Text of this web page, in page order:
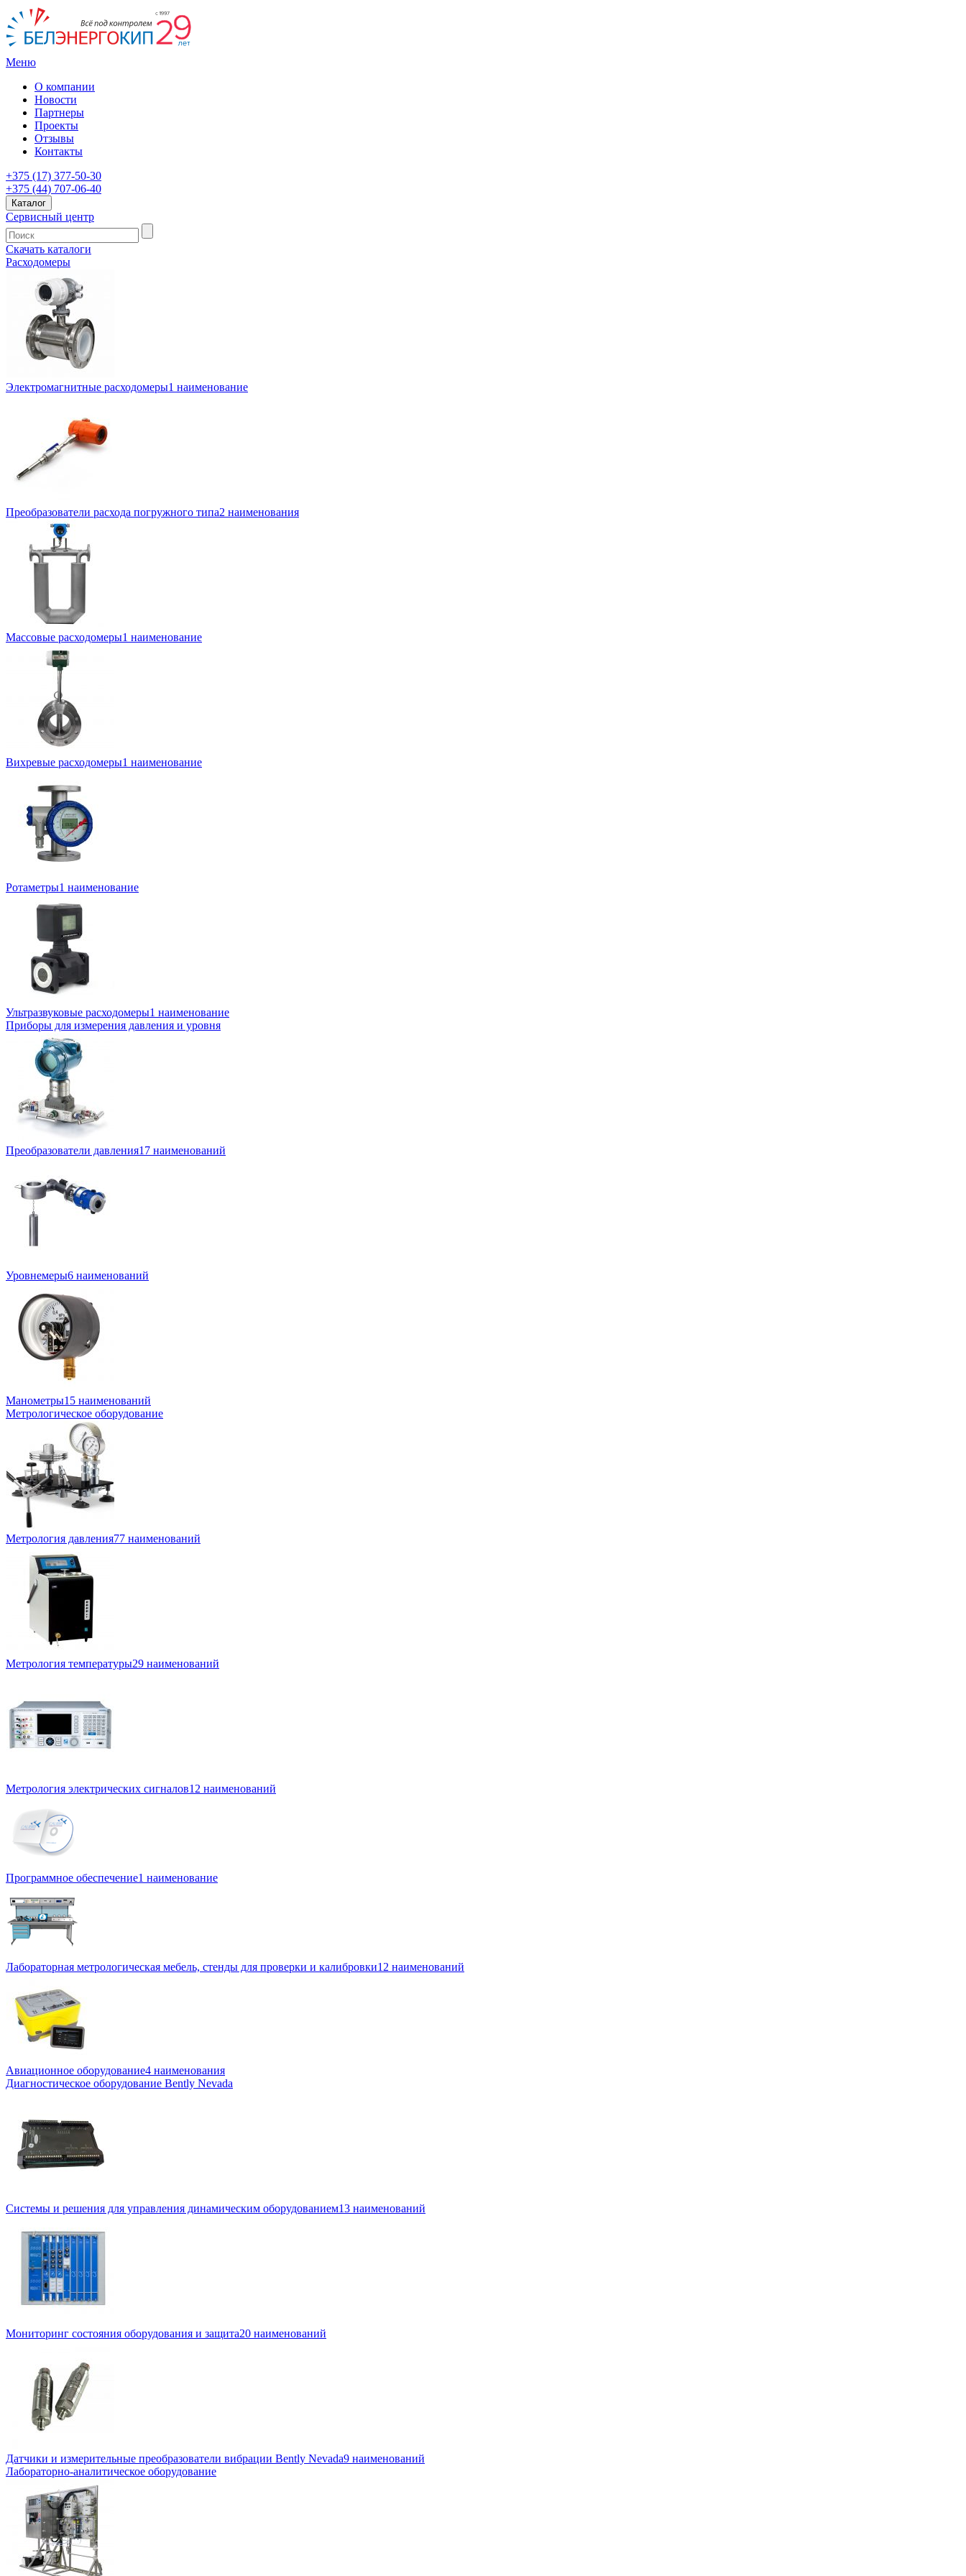
Меню
О компании
Новости
Партнеры
Проекты
Отзывы
Контакты
+375 (17) 377-50-30
+375 (44) 707-06-40
Каталог
Сервисный центр
Скачать каталоги
Расходомеры
Электромагнитные расходомеры1 наименование
Преобразователи расхода погружного типа2 наименования
Массовые расходомеры1 наименование
Вихревые расходомеры1 наименование
Ротаметры1 наименование
Ультразвуковые расходомеры1 наименование
Приборы для измерения давления и уровня
Преобразователи давления17 наименований
Уровнемеры6 наименований
Манометры15 наименований
Метрологическое оборудование
Метрология давления77 наименований
Метрология температуры29 наименований
Метрология электрических сигналов12 наименований
Программное обеспечение1 наименование
Лабораторная метрологическая мебель, стенды для проверки и калибровки12 наименований
Авиационное оборудование4 наименования
Диагностическое оборудование Bently Nevada
Системы и решения для управления динамическим оборудованием13 наименований
Мониторинг состояния оборудования и защита20 наименований
Датчики и измерительные преобразователи вибрации Bently Nevada9 наименований
Лабораторно-аналитическое оборудование